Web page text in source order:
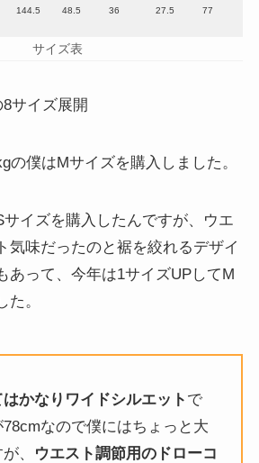
144.5 48.5 36 27.5 77
サイズ表
サイズ展開
の僕はMサイズを購入しました。
イズを購入したんですが、ウエ
気味だったのと裾を絞れるデザイ
あって、今年は1サイズUPしてM
。
かなりワイドシルエット で
なので僕にはちょっと大
、 ウエスト調節用のドローコ